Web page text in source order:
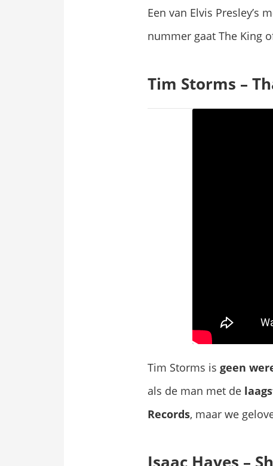
Een van Elvis Presley’s
nummer gaat The King
Tim Storms –
Tim Storms is geen
als de man met de
Records, maar we